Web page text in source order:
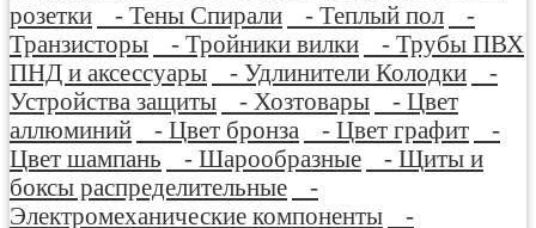
розетки
- Тены Спирали - Теплый пол
-
Транзисторы
- Тройники вилки
- Трубы ПВХ
ПНД и аксессуары
- Удлинители Колодки
-
Устройства защиты
- Хозтовары
- Цвет
аллюминий
- Цвет бронза - Цвет графит
-
Цвет шампань
- Шарообразные
- Щиты и
боксы распределительные
-
Электромеханические компоненты
-